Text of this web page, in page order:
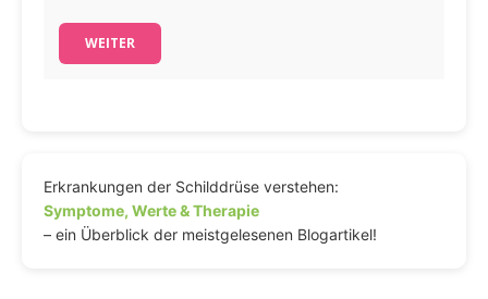
WEITER
Erkrankungen der Schilddrüse verstehen:
Symptome, Werte & Therapie
– ein Überblick der meistgelesenen Blogartikel!